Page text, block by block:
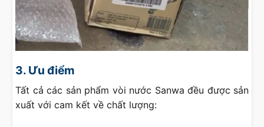
3. Ưu điểm
Tất cả các sản phẩm vòi nước Sanwa đều được sản
xuất với cam kết về chất lượng: